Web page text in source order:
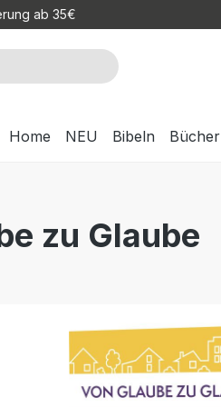
springen
ab 35€
Home NEU Bibeln Bücher
zu Glaube